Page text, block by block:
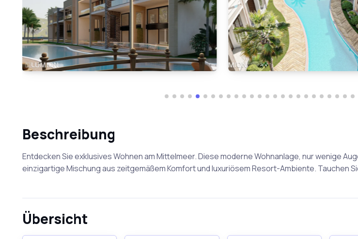
Beschreibung
Entdecken Sie exklusives Wohnen am Mittelmeer. Diese moderne Wohnanlage, nur wenige
einzigartige Mischung aus zeitgemäßem Komfort und luxuriösem Resort-Ambiente. Tauchen
Übersicht